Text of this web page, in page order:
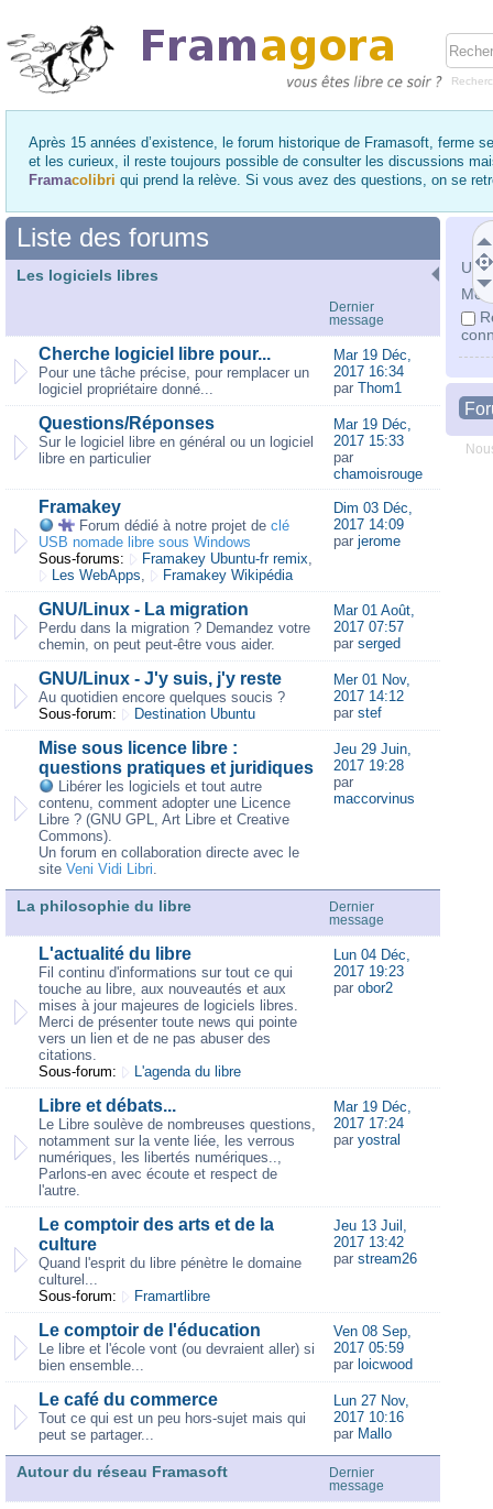
Après 15 années d’existence, le forum historique de Framasoft, ferme
et les curieux, il reste toujours possible de consulter les discussions
Framacolibri qui prend la relève. Si vous avez des questions, on se
Mot
Liste des forums
Les logiciels libres
Dernier
message
Cherche logiciel libre pour...
Pour une tâche précise, pour remplacer un
logiciel propriétaire donné...
Mar 19 Déc,
2017 16:34
par Thom1
Questions/Réponses
Sur le logiciel libre en général ou un logiciel
libre en particulier
Mar 19 Déc,
2017 15:33
par
chamoisrouge
Framakey
Forum dédié à notre projet de clé
USB nomade libre sous Windows
Sous-forums:
Framakey Ubuntu-fr remix,
Les WebApps, Framakey Wikipédia
Dim 03 Déc,
2017 14:09
par jerome
GNU/Linux - La migration
Perdu dans la migration ? Demandez votre
chemin, on peut peut-être vous aider.
Mar 01 Août,
2017 07:57
par serged
GNU/Linux - J'y suis, j'y reste
Au quotidien encore quelques soucis ?
Sous-forum:
Destination Ubuntu
Mer 01 Nov,
2017 14:12
par stef
Mise sous licence libre :
questions pratiques et juridiques
Libérer les logiciels et tout autre
contenu, comment adopter une Licence
Libre ? (GNU GPL, Art Libre et Creative
Commons).
Un forum en collaboration directe avec le
site Veni Vidi Libri.
Jeu 29 Juin,
2017 19:28
par
maccorvinus
La philosophie du libre
Dernier
message
L'actualité du libre
Fil continu d'informations sur tout ce qui
touche au libre, aux nouveautés et aux
mises à jour majeures de logiciels libres.
Merci de présenter toute news qui pointe
vers un lien et de ne pas abuser des
citations.
Sous-forum:
L'agenda du libre
Lun 04 Déc,
2017 19:23
par obor2
Libre et débats...
Le Libre soulève de nombreuses questions,
notamment sur la vente liée, les verrous
numériques, les libertés numériques..,
Parlons-en avec écoute et respect de
l'autre.
Mar 19 Déc,
2017 17:24
par yostral
Le comptoir des arts et de la
culture
Quand l'esprit du libre pénètre le domaine
culturel...
Sous-forum:
Framartlibre
Jeu 13 Juil,
2017 13:42
par stream26
Le comptoir de l'éducation
Le libre et l'école vont (ou devraient aller) si
bien ensemble...
Ven 08 Sep,
2017 05:59
par loicwood
Le café du commerce
Tout ce qui est un peu hors-sujet mais qui
peut se partager...
Lun 27 Nov,
2017 10:16
par Mallo
Autour du réseau Framasoft
Dernier
message